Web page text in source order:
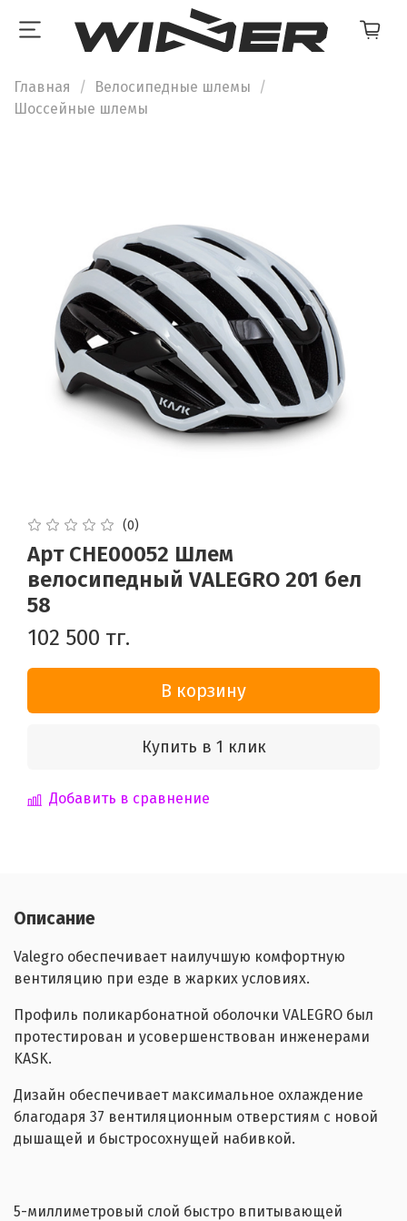
Главная
Велосипедные шлемы
Шоссейные шлемы
(0)
Арт CHE00052 Шлем
велосипедный VALEGRO 201 бел
58
102 500 тг.
В корзину
Купить в 1 клик
Добавить в сравнение
Описание
Valegro обеспечивает наилучшую комфортную
вентиляцию при езде в жарких условиях.
Профиль поликарбонатной оболочки VALEGRO был
протестирован и усовершенствован инженерами
KASK.
Дизайн обеспечивает максимальное охлаждение
благодаря 37 вентиляционным отверстиям с новой
дышащей и быстросохнущей набивкой.
5-миллиметровый слой быстро впитывающей